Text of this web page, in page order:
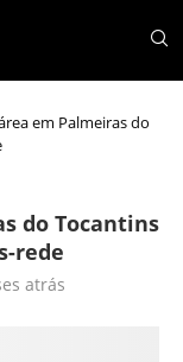
em Palmeiras do
do Tocantins
rede
atrás